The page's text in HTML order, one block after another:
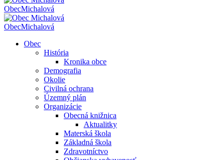
ObecMichalová
ObecMichalová
Obec
História
Kronika obce
Demografia
Okolie
Civilná ochrana
Územný plán
Organizácie
Obecná knižnica
Aktualitky
Materská škola
Základná škola
Zdravotníctvo